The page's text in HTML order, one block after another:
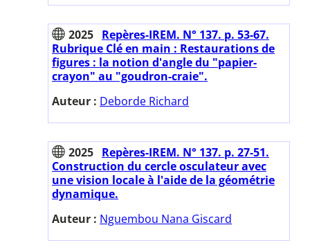
2025 Repères-IREM. N° 137. p. 53-67.
Rubrique Clé en main : Restaurations de
figures : la notion d'angle du "papier-
crayon" au "goudron-craie".
Auteur : Deborde Richard
2025 Repères-IREM. N° 137. p. 27-51.
Construction du cercle osculateur avec
une vision locale à l'aide de la géométrie
dynamique.
Auteur : Nguembou Nana Giscard